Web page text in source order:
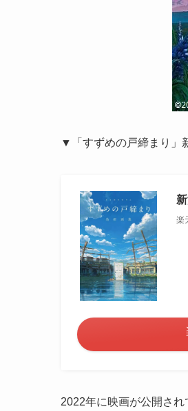
▼「すずめの戸締まり」
楽
2022年に映画が公開さ